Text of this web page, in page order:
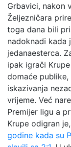
Grbavici, nakon
Željezničara
toga dana bili
nadoknadi kada
jedanaesterca.
ipak igrači
domaće
iskazivanja
vrijeme. Već
Premijer ligu a
Krupe odigran
godine kada su